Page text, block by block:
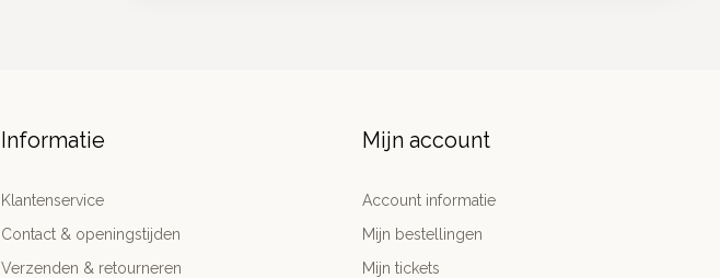
Informatie
Klantenservice
Contact & openingstijden
Verzenden & retourneren
Mijn account
Account informatie
Mijn bestellingen
Mijn tickets